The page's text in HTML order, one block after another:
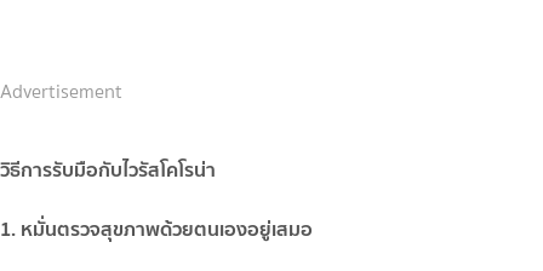
Advertisement
วิธีการรับมือกับไวรัสโคโรน่า
1. หมั่นตรวจสุขภาพด้วยตนเองอยู่เสมอ